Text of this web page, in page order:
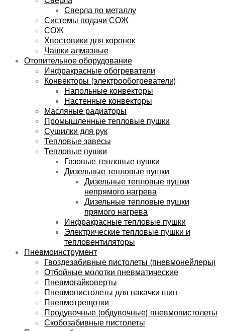
Сверла по металлу
Системы подачи СОЖ
СОЖ
Хвостовики для коронок
Чашки алмазные
Отопительное оборудование
Инфракрасные обогреватели
Конвекторы (электрообогреватели)
Напольные конвекторы
Настенные конвекторы
Масляные радиаторы
Промышленные тепловые пушки
Сушилки для рук
Тепловые завесы
Тепловые пушки
Газовые тепловые пушки
Дизельные тепловые пушки
Дизельные тепловые пушки
непрямого нагрева
Дизельные тепловые пушки
прямого нагрева
Инфракрасные тепловые пушки
Электрические тепловые пушки и
тепловентиляторы
Пневмоинструмент
Гвоздезабивные пистолеты (пневмонейлеры)
Отбойные молотки пневматические
Пневмогайковерты
Пневмопистолеты для накачки шин
Пневмотрещотки
Продувочные (обдувочные) пневмопистолеты
Скобозабивные пистолеты